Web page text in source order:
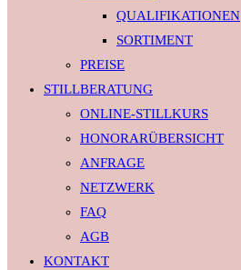
QUALIFIKATIONEN
SORTIMENT
PREISE
STILLBERATUNG
ONLINE-STILLKURS
HONORARÜBERSICHT
ANFRAGE
NETZWERK
FAQ
AGB
KONTAKT